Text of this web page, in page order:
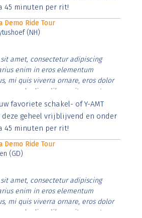
45 minuten per rit!
Demo Ride Tour
(NH)
amet, consectetur adipiscing
enim in eros elementum
mi quis viverra ornare, eros dolor
diam libero vitae erat.
et justo cursus id rutrum lorem
vitae risus tristique posuere.
favoriete schakel- of Y-AMT
deze geheel vrijblijvend en onder
45 minuten per rit!
Demo Ride Tour
(GD)
amet, consectetur adipiscing
enim in eros elementum
mi quis viverra ornare, eros dolor
diam libero vitae erat.